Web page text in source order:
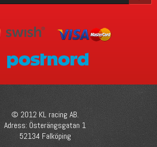
© 2012 KL racing AB.
Adress: Österängsgatan 1
52134 Falköping